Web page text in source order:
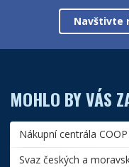
Navštivte
MOHLO BY VÁS
Nákupní centrála
Svaz českých a